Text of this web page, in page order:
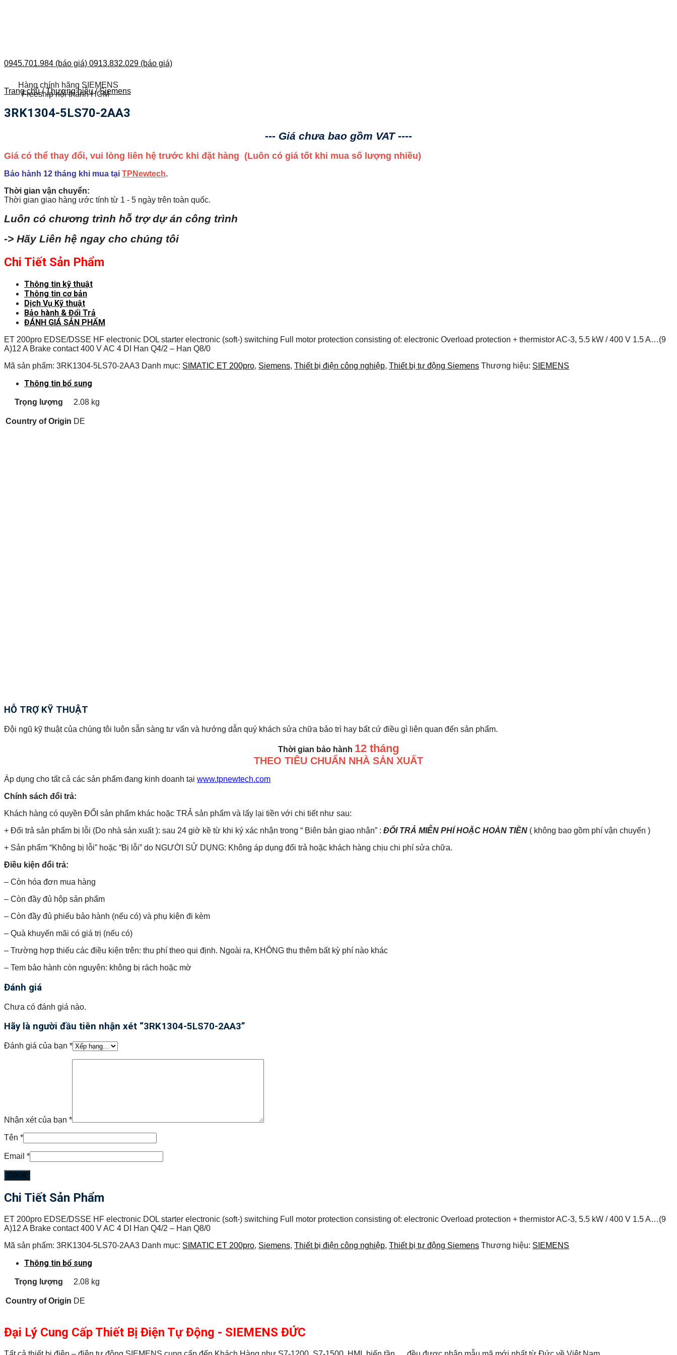
0945.701.984 (báo giá) 0913.832.029 (báo giá)
Hàng chính hãng SIEMENS
Freeship nội thành HCM
Trang chủ / Thương hiệu / Siemens
3RK1304-5LS70-2AA3
--- Giá chưa bao gồm VAT ----
Giá có thể thay đổi, vui lòng liên hệ trước khi đặt hàng (Luôn có giá tốt khi mua số lượng nhiều)
Bảo hành 12 tháng khi mua tại TPNewtech.
Thời gian vận chuyển:
Thời gian giao hàng ước tính từ 1 - 5 ngày trên toàn quốc.
Luôn có chương trình hỗ trợ dự án công trình
-> Hãy Liên hệ ngay cho chúng tôi
Chi Tiết Sản Phẩm
Thông tin kỹ thuật
Thông tin cơ bản
Dịch Vụ Kỹ thuật
Bảo hành & Đổi Trả
ĐÁNH GIÁ SẢN PHẨM
ET 200pro EDSE/DSSE HF electronic DOL starter electronic (soft-) switching Full motor protection consisting of: electronic Overload protection + thermistor AC-3, 5.5 kW / 400 V 1.5 A…(9
A)12 A Brake contact 400 V AC 4 DI Han Q4/2 – Han Q8/0
Mã sản phẩm: 3RK1304-5LS70-2AA3 Danh mục: SIMATIC ET 200pro, Siemens, Thiết bị điện công nghiệp, Thiết bị tự động Siemens Thương hiệu: SIEMENS
Thông tin bổ sung
Trọng lượng 2.08 kg
Country of Origin DE
HỖ TRỢ KỸ THUẬT
Đội ngũ kỹ thuật của chúng tôi luôn sẵn sàng tư vấn và hướng dẫn quý khách sửa chữa bảo trì hay bất cứ điều gì liên quan đến sản phẩm.
Thời gian bảo hành 12 tháng
THEO TIÊU CHUẨN NHÀ SẢN XUẤT
Áp dụng cho tất cả các sản phẩm đang kinh doanh tại www.tpnewtech.com
Chính sách đổi trả:
Khách hàng có quyền ĐỔI sản phẩm khác hoặc TRẢ sản phẩm và lấy lại tiền với chi tiết như sau:
+ Đổi trả sản phẩm bị lỗi (Do nhà sản xuất ): sau 24 giờ kề từ khi ký xác nhận trong “ Biên bản giao nhận” : ĐỔI TRẢ MIỄN PHÍ HOẶC HOÀN TIỀN ( không bao gồm phí vận chuyển )
+ Sản phẩm “Không bị lỗi” hoặc “Bị lỗi” do NGƯỜI SỬ DỤNG: Không áp dụng đổi trả hoặc khách hàng chịu chi phí sửa chữa.
Điều kiện đổi trả:
– Còn hóa đơn mua hàng
– Còn đầy đủ hộp sản phẩm
– Còn đầy đủ phiếu bảo hành (nếu có) và phụ kiện đi kèm
– Quà khuyến mãi có giá trị (nếu có)
– Trường hợp thiếu các điều kiện trên: thu phí theo qui định. Ngoài ra, KHÔNG thu thêm bất kỳ phí nào khác
– Tem bảo hành còn nguyên: không bị rách hoặc mờ
Đánh giá
Chưa có đánh giá nào.
Hãy là người đầu tiên nhận xét “3RK1304-5LS70-2AA3”
Đánh giá của bạn *
Nhận xét của bạn *
Tên *
Email *
Chi Tiết Sản Phẩm
ET 200pro EDSE/DSSE HF electronic DOL starter electronic (soft-) switching Full motor protection consisting of: electronic Overload protection + thermistor AC-3, 5.5 kW / 400 V 1.5 A…(9
A)12 A Brake contact 400 V AC 4 DI Han Q4/2 – Han Q8/0
Mã sản phẩm: 3RK1304-5LS70-2AA3 Danh mục: SIMATIC ET 200pro, Siemens, Thiết bị điện công nghiệp, Thiết bị tự động Siemens Thương hiệu: SIEMENS
Thông tin bổ sung
Trọng lượng 2.08 kg
Country of Origin DE
Đại Lý Cung Cấp Thiết Bị Điện Tự Động - SIEMENS ĐỨC